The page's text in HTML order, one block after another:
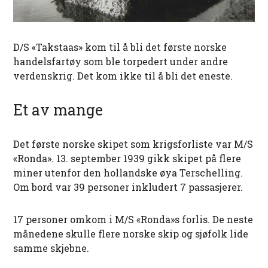
D/S «Takstaas» kom til å bli det første norske
handelsfartøy som ble torpedert under andre
verdenskrig. Det kom ikke til å bli det eneste.
Et av mange
Det første norske skipet som krigsforliste var M/S
«Ronda». 13. september 1939 gikk skipet på flere
miner utenfor den hollandske øya Terschelling.
Om bord var 39 personer inkludert 7 passasjerer.
17 personer omkom i M/S «Ronda»s forlis. De neste
månedene skulle flere norske skip og sjøfolk lide
samme skjebne.